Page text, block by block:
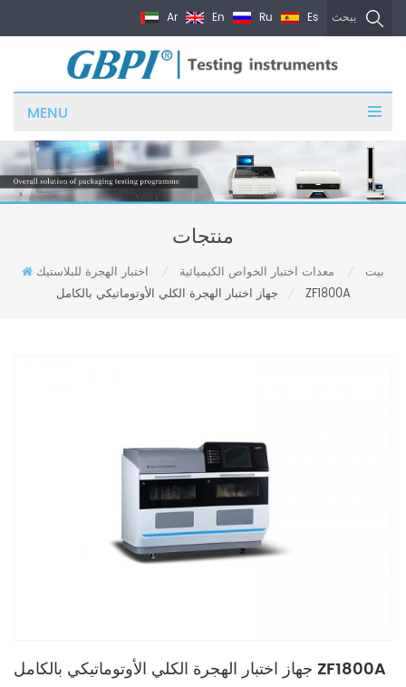
يبحث Ar En Ru Es
MENU
منتجات
بيت معدات اختبار الخواص الكيميائية اختبار الهجرة للبلاستيك
جهاز اختبار الهجرة الكلي الأوتوماتيكي بالكامل ZF1800A
جهاز اختبار الهجرة الكلي الأوتوماتيكي بالكامل ZF1800A